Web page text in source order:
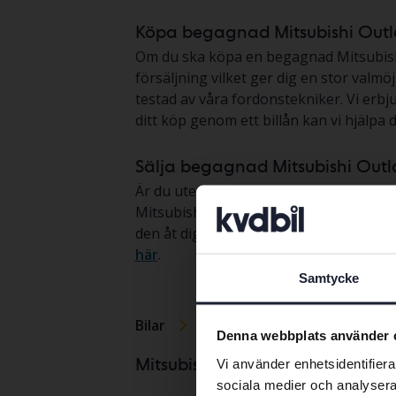
Samtycke
Denna webbplats använder
Vi använder
sociala medier och
Köpa begagnad Mitsubishi
Om du ska köpa en begagnad
försäljning vilket ger dig en stor
testad av våra fordonstekniker. Vi
ditt köp genom ett billån kan vi hjälpa
Sälja begagnad Mitsubishi
Är du ute efter att sälja en begagnad
Mitsubishi Outlander. Om du vill kan
den åt dig. Därefter säljer vi din bil
här.
Bilar
Mitsubishimodeller Mitsubishi